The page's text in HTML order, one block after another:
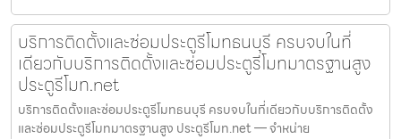
บริการติดตั้งและซ่อมประตูรีโมทธนบุรี ครบจบในที่
เดียวกับบริการติดตั้งและซ่อมประตูรีโมทมาตรฐานสูง
ประตูรีโมท.net
บริการติดตั้งและซ่อมประตูรีโมทธนบุรี ครบจบในที่เดียวกับบริการติดตั้ง
และซ่อมประตูรีโมทมาตรฐานสูง ประตูรีโมท.net — จำหน่าย